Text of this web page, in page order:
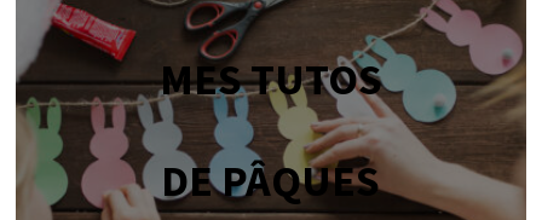
MES TUTOS
DE PÂQUES